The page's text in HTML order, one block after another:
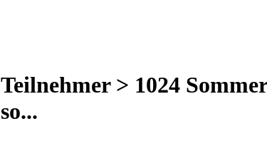
Teilnehmer > 1024
so...